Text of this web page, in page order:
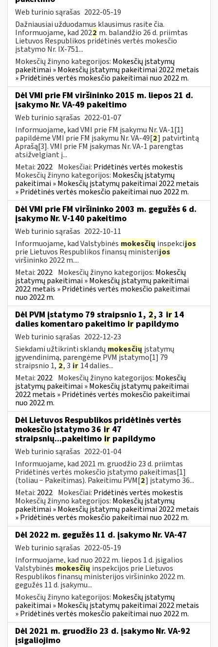
Web turinio sąrašas 2022-05-19
Dažniausiai užduodamus klausimus rasite čia.
Informuojame, kad 2022 m. balandžio 26 d. priimtas
Lietuvos Respublikos pridėtinės vertės mokesčio
įstatymo Nr. IX-751...
Mokesčių žinyno kategorijos: Mokesčių įstatymų
pakeitimai » Mokesčių įstatymų pakeitimai 2022 metais
» Pridėtinės vertės mokesčio pakeitimai nuo 2022 m.
Dėl VMI prie FM viršininko 2015 m. liepos 21 d.
įsakymo Nr. VA-49 pakeitimo
Web turinio sąrašas 2022-01-07
Informuojame, kad VMI prie FM įsakymu Nr. VA-1[1]
papildėme VMI prie FM įsakymu Nr. VA-49[2] patvirtintą
Aprašą[3]. VMI prie FM įsakymas Nr. VA-1 parengtas
atsižvelgiant į...
Metai: 2022 Mokesčiai: Pridėtinės vertės mokestis
Mokesčių žinyno kategorijos: Mokesčių įstatymų
pakeitimai » Mokesčių įstatymų pakeitimai 2022 metais
» Pridėtinės vertės mokesčio pakeitimai nuo 2022 m.
Dėl VMI prie FM viršininko 2003 m. gegužės 6 d.
įsakymo Nr. V-140 pakeitimo
Web turinio sąrašas 2022-10-11
Informuojame, kad Valstybinės mokesčių inspekcijos
prie Lietuvos Respublikos finansų ministerijos
viršininko 2022 m....
Metai: 2022 Mokesčių žinyno kategorijos: Mokesčių
įstatymų pakeitimai » Mokesčių įstatymų pakeitimai
2022 metais » Pridėtinės vertės mokesčio pakeitimai
nuo 2022 m.
Dėl PVM įstatymo 79 straipsnio 1, 2, 3 ir 14
dalies komentaro pakeitimo ir papildymo
Web turinio sąrašas 2022-12-23
Siekdami užtikrinti sklandų mokesčių įstatymų
įgyvendinimą, parengėme PVM įstatymo[1] 79
straipsnio 1, 2, 3 ir 14 dalies...
Metai: 2022 Mokesčių žinyno kategorijos: Mokesčių
įstatymų pakeitimai » Mokesčių įstatymų pakeitimai
2022 metais » Pridėtinės vertės mokesčio pakeitimai
nuo 2022 m.
Dėl Lietuvos Respublikos pridėtinės vertės
mokesčio įstatymo 36 ir 47
straipsnių...pakeitimo ir papildymo
Web turinio sąrašas 2022-01-04
Informuojame, kad 2021 m. gruodžio 23 d. priimtas
Pridėtinės vertės mokesčio įstatymo pakeitimas[1]
(toliau − Pakeitimas). Pakeitimu PVM[2] įstatymo 36...
Metai: 2022 Mokesčiai: Pridėtinės vertės mokestis
Mokesčių žinyno kategorijos: Mokesčių įstatymų
pakeitimai » Mokesčių įstatymų pakeitimai 2022 metais
» Pridėtinės vertės mokesčio pakeitimai nuo 2022 m.
Dėl 2022 m. gegužės 11 d. įsakymo Nr. VA-47
Web turinio sąrašas 2022-05-19
Informuojame, kad nuo 2022 m. liepos 1 d. įsigalios
Valstybinės mokesčių inspekcijos prie Lietuvos
Respublikos finansų ministerijos viršininko 2022 m.
gegužės 11 d. įsakymu...
Mokesčių žinyno kategorijos: Mokesčių įstatymų
pakeitimai » Mokesčių įstatymų pakeitimai 2022 metais
» Pridėtinės vertės mokesčio pakeitimai nuo 2022 m.
Dėl 2021 m. gruodžio 23 d. įsakymo Nr. VA-92
įsigaliojimo